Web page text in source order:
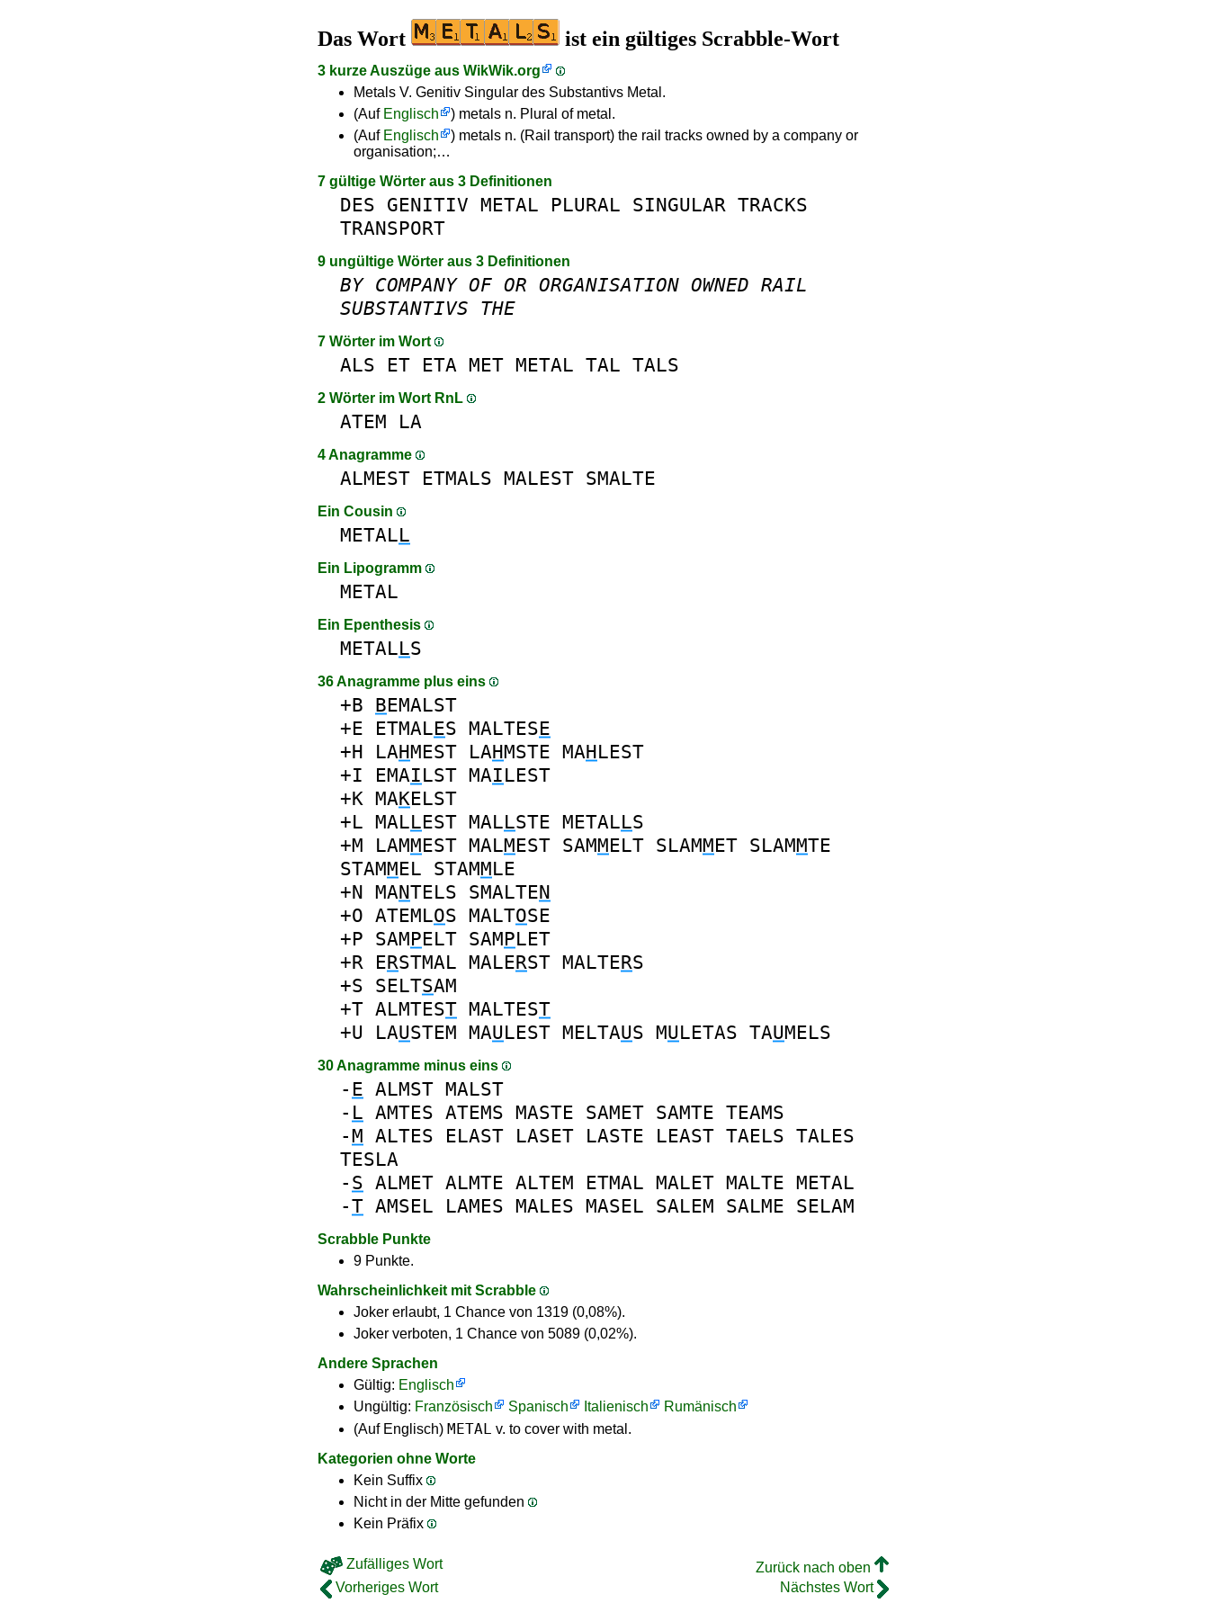
Das Wort ist ein gültiges Scrabble-Wort
3 kurze Auszüge aus WikWik.org
Metals V. Genitiv Singular des Substantivs Metal.
(Auf Englisch
) metals n. Plural of metal.
(Auf Englisch
) metals n. (Rail transport) the rail tracks owned by a company or
organisation;…
7 gültige Wörter aus 3 Definitionen
DES GENITIV METAL PLURAL SINGULAR TRACKS
TRANSPORT
9 ungültige Wörter aus 3 Definitionen
BY COMPANY OF OR ORGANISATION OWNED RAIL
SUBSTANTIVS THE
7 Wörter im Wort
ALS ET ETA MET METAL TAL TALS
2 Wörter im Wort RnL
ATEM LA
4 Anagramme
ALMEST ETMALS MALEST SMALTE
Ein Cousin
METALL
Ein Lipogramm
METAL
Ein Epenthesis
METALLS
36 Anagramme plus eins
+B BEMALST
+E ETMALES MALTESE
+H LAHMEST LAHMSTE MAHLEST
+I EMAILST MAILEST
+K MAKELST
+L MALLEST MALLSTE METALLS
+M LAMMEST MALMEST SAMMELT SLAMMET SLAMMTE
STAMMEL STAMMLE
+N MANTELS SMALTEN
+O ATEMLOS MALTOSE
+P SAMPELT SAMPLET
+R ERSTMAL MALERST MALTERS
+S SELTSAM
+T ALMTEST MALTEST
+U LAUSTEM MAULEST MELTAUS MULETAS TAUMELS
30 Anagramme minus eins
- E ALMST MALST
- L AMTES ATEMS MASTE SAMET SAMTE TEAMS
-M ALTES ELAST LASET LASTE LEAST TAELS TALES
TESLA
- S ALMET ALMTE ALTEM ETMAL MALET MALTE METAL
-T AMSEL LAMES MALES MASEL SALEM SALME SELAM
Scrabble Punkte
9 Punkte.
Wahrscheinlichkeit mit Scrabble
Joker erlaubt, 1 Chance von 1319 (0,08%).
Joker verboten, 1 Chance von 5089 (0,02%).
Andere Sprachen
Gültig: Englisch
Ungültig: Französisch Spanisch Italienisch
Rumänisch
(Auf Englisch) METAL v. to cover with metal.
Kategorien ohne Worte
Kein Suffix
Nicht in der Mitte gefunden
Kein Präfix
Zufälliges Wort
Zurück nach oben
Vorheriges Wort
Nächstes Wort